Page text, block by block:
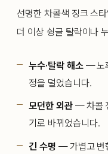
선명한 차콜색 징크 스
더 이상 슁글 탈락이나
누수·탈락 해소— 노
정을 덜었습니다.
모던한 외관— 차콜
기로 바뀌었습니다.
긴 수명 — 가볍고 변